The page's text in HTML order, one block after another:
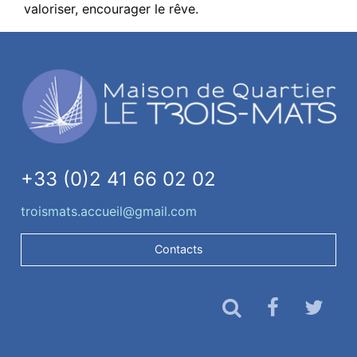
valoriser, encourager le rêve.
+33 (0)2 41 66 02 02
troismats.accueil@gmail.com
Contacts